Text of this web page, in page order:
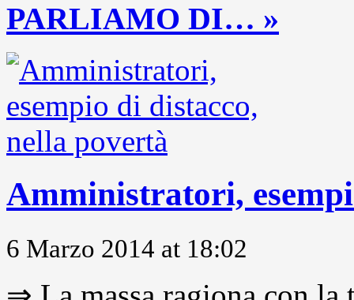
PARLIAMO DI… »
Amministratori,
6 Marzo 2014 at 18:02